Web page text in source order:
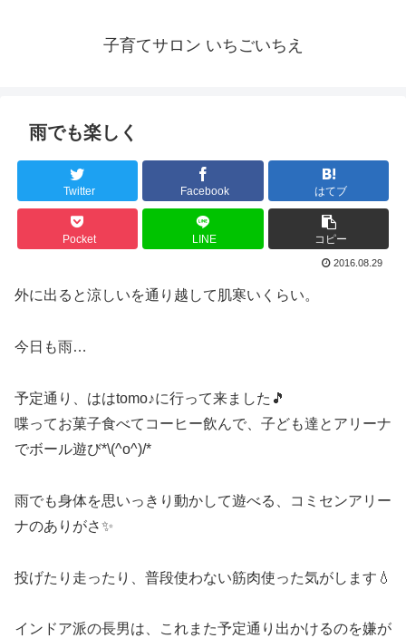
子育てサロン いちごいちえ
雨でも楽しく
Twitter Facebook はてブ
Pocket LINE コピー
2016.08.29
外に出ると涼しいを通り越して肌寒いくらい。
今日も雨…
予定通り、ははtomo♪に行って来ました🎵
喋ってお菓子食べてコーヒー飲んで、子ども達とアリーナ
でボール遊び*\(^o^)/*
雨でも身体を思いっきり動かして遊べる、コミセンアリー
ナのありがさ✨
投げたり走ったり、普段使わない筋肉使った気がします💧
インドア派の長男は、これまた予定通り出かけるのを嫌が